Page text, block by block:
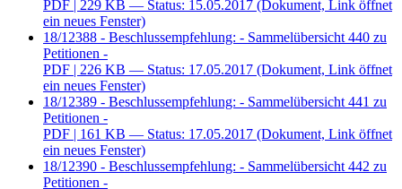
PDF | 229 KB — Status: 15.05.2017 (Dokument, Link öffnet
ein neues Fenster)
18/12388 - Beschlussempfehlung: - Sammelübersicht 440 zu
Petitionen -
PDF | 226 KB — Status: 17.05.2017 (Dokument, Link öffnet
ein neues Fenster)
18/12389 - Beschlussempfehlung: - Sammelübersicht 441 zu
Petitionen -
PDF | 161 KB — Status: 17.05.2017 (Dokument, Link öffnet
ein neues Fenster)
18/12390 - Beschlussempfehlung: - Sammelübersicht 442 zu
Petitionen -